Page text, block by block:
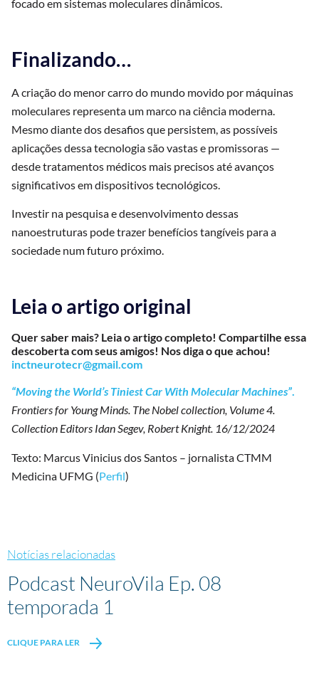
focado em sistemas moleculares dinâmicos.
Finalizando…
A criação do menor carro do mundo movido por máquinas
moleculares representa um marco na ciência moderna.
Mesmo diante dos desafios que persistem, as possíveis
aplicações dessa tecnologia são vastas e promissoras —
desde tratamentos médicos mais precisos até avanços
significativos em dispositivos tecnológicos.
Investir na pesquisa e desenvolvimento dessas
nanoestruturas pode trazer benefícios tangíveis para a
sociedade num futuro próximo.
Leia o artigo original
Quer saber mais? Leia o artigo completo! Compartilhe essa
descoberta com seus amigos! Nos diga o que achou!
inctneurotecr@gmail.com
“Moving the World’s Tiniest Car With Molecular Machines”.
Frontiers for Young Minds. The Nobel collection, Volume 4.
Collection Editors Idan Segev, Robert Knight. 16/12/2024
Texto: Marcus Vinicius dos Santos – jornalista CTMM
Medicina UFMG (Perfil)
Notícias relacionadas
Podcast NeuroVila Ep. 08
temporada 1
CLIQUE PARA LER